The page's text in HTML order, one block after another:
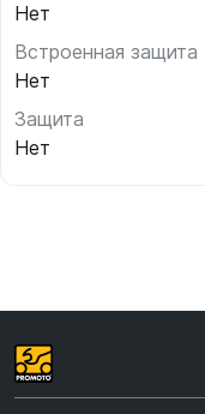
Нет
Встроенная защита
Нет
Защита
Нет